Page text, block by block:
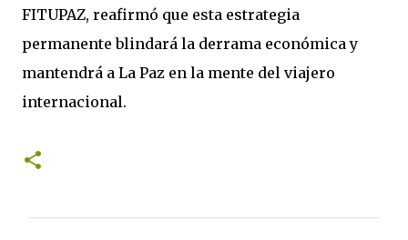
FITUPAZ, reafirmó que esta estrategia
permanente blindará la derrama económica y
mantendrá a La Paz en la mente del viajero
internacional.